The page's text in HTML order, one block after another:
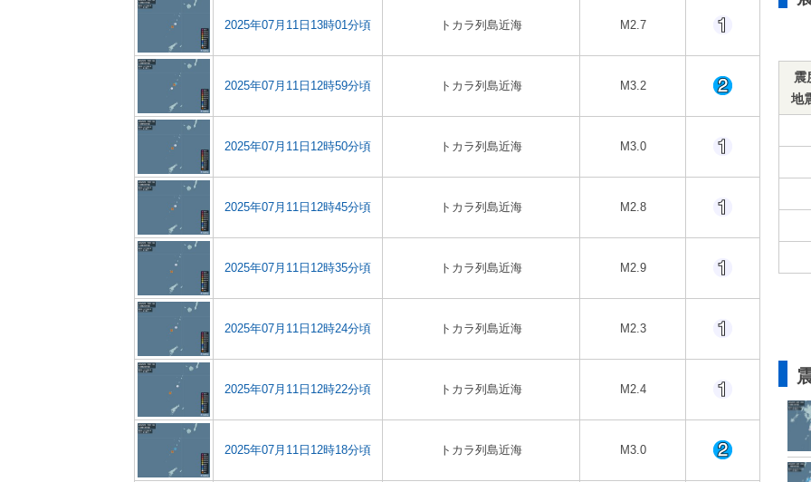
2025年07月11日13時01分頃 トカラ列島近海 M2.7
2025年07月11日12時59分頃 トカラ列島近海 M3.2
2025年07月11日12時50分頃 トカラ列島近海 M3.0
2025年07月11日12時45分頃 トカラ列島近海 M2.8
2025年07月11日12時35分頃 トカラ列島近海 M2.9
2025年07月11日12時24分頃 トカラ列島近海 M2.3
2025年07月11日12時22分頃 トカラ列島近海 M2.4
2025年07月11日12時18分頃 トカラ列島近海 M3.0
震
地